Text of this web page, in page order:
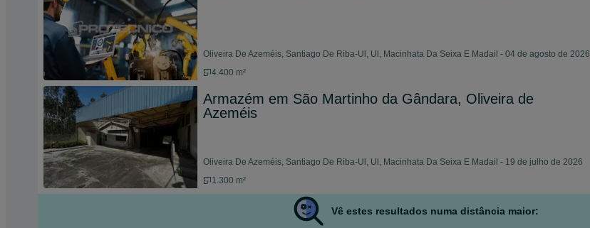
Oliveira De Azeméis, Santiago De Riba-Ul, Ul, Macinhata Da Seixa E Madail - 04 de agosto de 2026
4.400 m²
Armazém em São Martinho da Gândara, Oliveira de
Azeméis
Oliveira De Azeméis, Santiago De Riba-Ul, Ul, Macinhata Da Seixa E Madail - 19 de julho de 2026
1.300 m²
Vê estes resultados numa distância maior: